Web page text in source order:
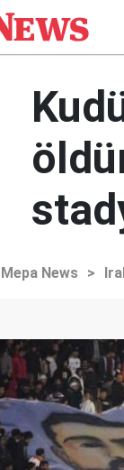
Mepa News >